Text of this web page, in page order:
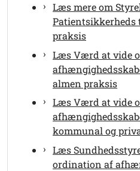
Læs mere om
Patientsikkerheds
praksis
Læs Værd at vide
almen praksis
Læs Værd at vide
kommunal og
Læs
ordination af